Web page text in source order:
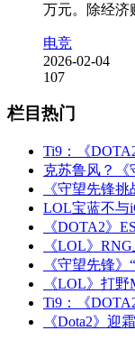
万元。除经济
电竞
2026-02-04
107
栏目热门
Ti9：《
克苏鲁风？《
《守望先锋
LOL宝蓝不与
《DOTA2》
《LOL》
《守望先锋
《LOL》打
Ti9：《
《Dota2》迎